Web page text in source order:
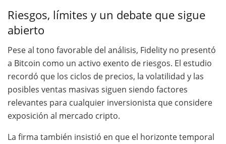
Riesgos, límites y un debate que sigue
abierto
Pese al tono favorable del análisis, Fidelity no presentó
a Bitcoin como un activo exento de riesgos. El estudio
recordó que los ciclos de precios, la volatilidad y las
posibles ventas masivas siguen siendo factores
relevantes para cualquier inversionista que considere
exposición al mercado cripto.
La firma también insistió en que el horizonte temporal